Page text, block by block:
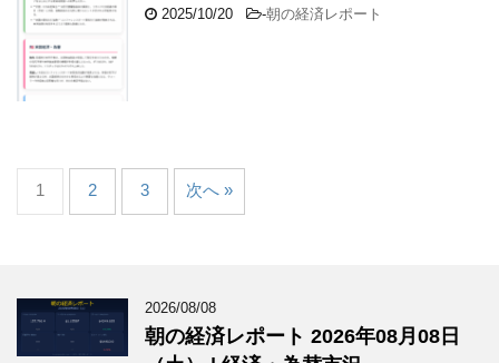
2025/10/20 -朝の経済レポート
1 2 3 次へ »
2026/08/08
朝の経済レポート 2026年08月08日